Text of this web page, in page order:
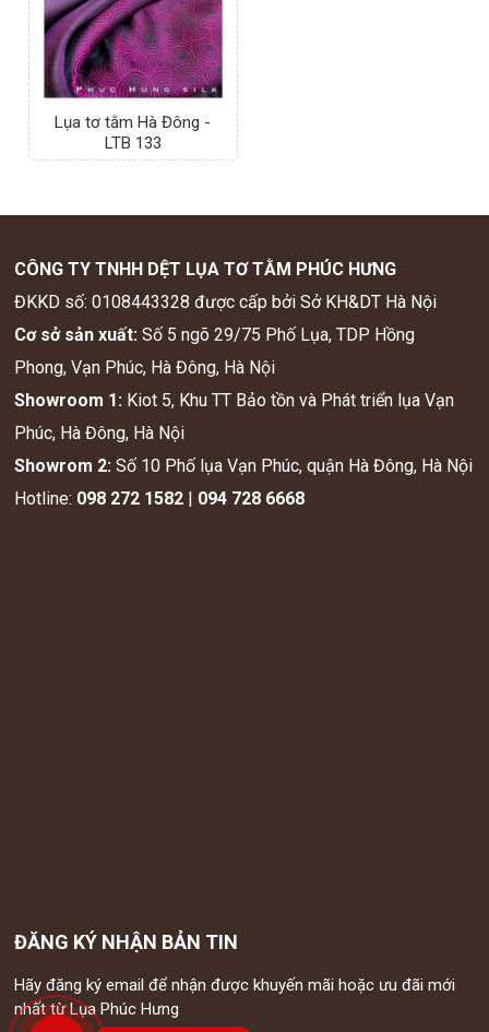
Lụa tơ tằm Hà Đông -
LTB 133
CÔNG TY TNHH DỆT LỤA TƠ TẰM PHÚC HƯNG
ĐKKD số: 0108443328 được cấp bởi Sở KH&DT Hà Nội
Cơ sở sản xuất: Số 5 ngõ 29/75 Phố Lụa, TDP Hồng
Phong, Vạn Phúc, Hà Đông, Hà Nội
Showroom 1: Kiot 5, Khu TT Bảo tồn và Phát triển lụa Vạn
Phúc, Hà Đông, Hà Nội
Showrom 2:Số 10 Phố lụa Vạn Phúc, quận Hà Đông, Hà Nội
Hotline: 098 272 1582 094 728 6668
ĐĂNG KÝ NHẬN BẢN TIN
Hãy đăng ký email để nhận được khuyến mãi hoặc ưu đãi mới
nhất từ Lụa Phúc Hưng